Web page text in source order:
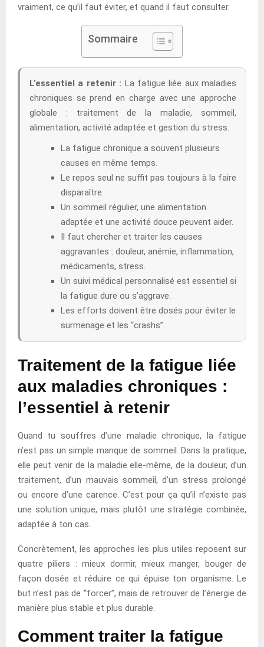
vraiment, ce qu’il faut éviter, et quand il faut consulter.
Sommaire
L’essentiel a retenir : La fatigue liée aux maladies
chroniques se prend en charge avec une approche
globale : traitement de la maladie, sommeil,
alimentation, activité adaptée et gestion du stress.
La fatigue chronique a souvent plusieurs
causes en même temps.
Le repos seul ne suffit pas toujours à la faire
disparaître.
Un sommeil régulier, une alimentation
adaptée et une activité douce peuvent aider.
Il faut chercher et traiter les causes
aggravantes : douleur, anémie, inflammation,
médicaments, stress.
Un suivi médical personnalisé est essentiel si
la fatigue dure ou s’aggrave.
Les efforts doivent être dosés pour éviter le
surmenage et les “crashs”.
Traitement de la fatigue liée
aux maladies chroniques :
l’essentiel à retenir
Quand tu souffres d’une maladie chronique, la fatigue
n’est pas un simple manque de sommeil. Dans la pratique,
elle peut venir de la maladie elle-même, de la douleur, d’un
traitement, d’un mauvais sommeil, d’un stress prolongé
ou encore d’une carence. C’est pour ça qu’il n’existe pas
une solution unique, mais plutôt une stratégie combinée,
adaptée à ton cas.
Concrètement, les approches les plus utiles reposent sur
quatre piliers : mieux dormir, mieux manger, bouger de
façon dosée et réduire ce qui épuise ton organisme. Le
but n’est pas de “forcer”, mais de retrouver de l’énergie de
manière plus stable et plus durable.
Comment traiter la fatigue